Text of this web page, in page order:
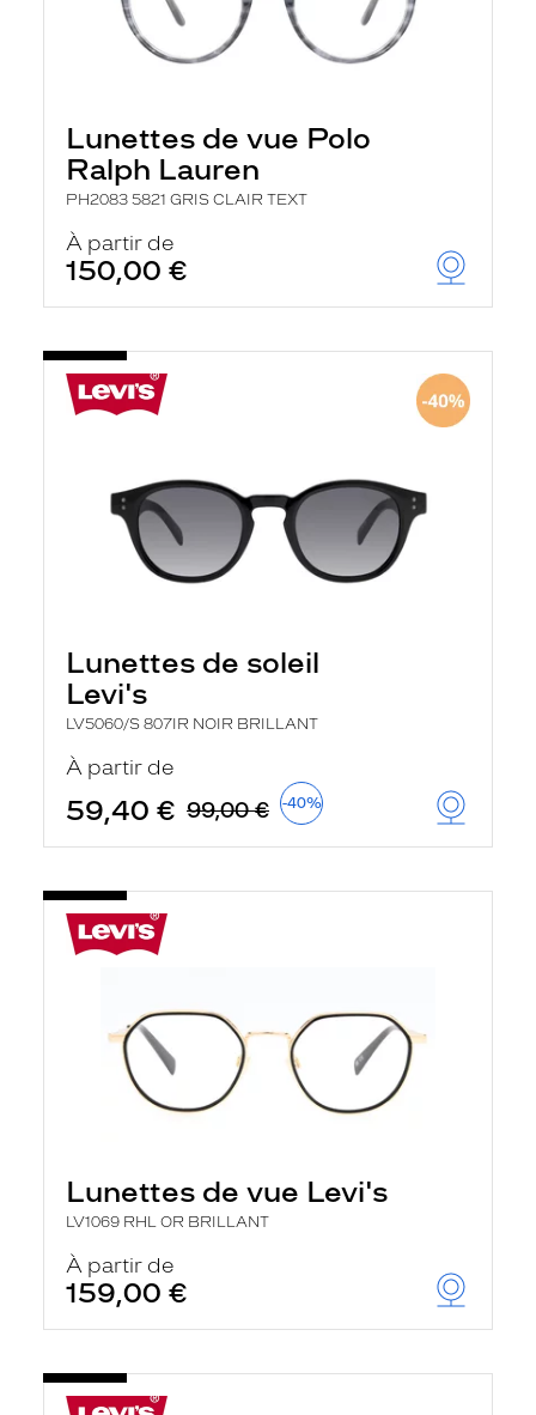
Lunettes de vue Polo
Ralph Lauren
PH2083 5821 GRIS CLAIR TEXT
À partir de
150,00 €
Lunettes de soleil
Levi's
LV5060/S 807IR NOIR BRILLANT
À partir de
59,40 € 99,00 € -40%
Lunettes de vue Levi's
LV1069 RHL OR BRILLANT
À partir de
159,00 €